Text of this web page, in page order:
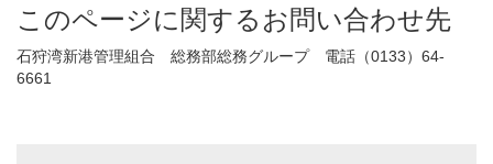
このページに関するお問い合わせ先
石狩湾新港管理組合 総務部総務グループ 電話（0133）64-
6661